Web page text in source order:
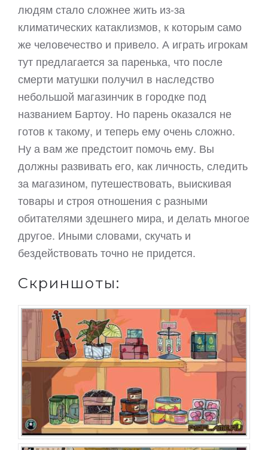
людям стало сложнее жить из-за
климатических катаклизмов, к которым само
же человечество и привело. А играть игрокам
тут предлагается за паренька, что после
смерти матушки получил в наследство
небольшой магазинчик в городке под
названием Бартоу. Но парень оказался не
готов к такому, и теперь ему очень сложно.
Ну а вам же предстоит помочь ему. Вы
должны развивать его, как личность, следить
за магазином, путешествовать, выискивая
товары и строя отношения с разными
обитателями здешнего мира, и делать многое
другое. Иными словами, скучать и
бездействовать точно не придется.
Скриншоты: